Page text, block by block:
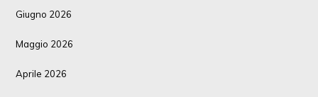
Giugno 2026
Maggio 2026
Aprile 2026